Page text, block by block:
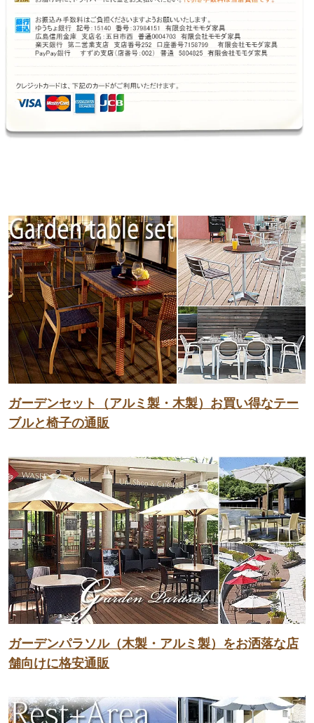
ガーデンセット（アルミ製・木製）お買い得なテー
ブルと椅子の通販
ガーデンパラソル（木製・アルミ製）をお洒落な店
舗向けに格安通販